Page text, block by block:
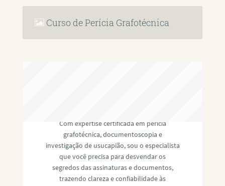
Curso de Perícia Grafotécnica
Com expertise certificada em perícia
grafotécnica, documentoscopia e
investigação de usucapião, sou o especialista
que você precisa para desvendar os
segredos das assinaturas e documentos,
trazendo clareza e confiabilidade às